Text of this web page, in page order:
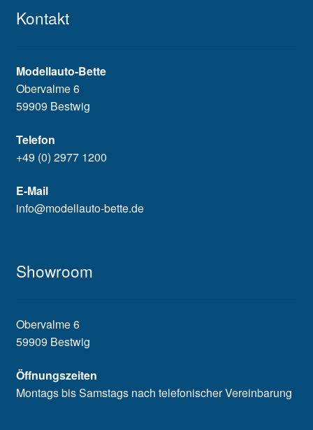
Kontakt
Modellauto-Bette
Obervalme 6
59909 Bestwig
Telefon
+49 (0) 2977 1200
E-Mail
info@modellauto-bette.de
Showroom
Obervalme 6
59909 Bestwig
Öffnungszeiten
Montags bis Samstags nach telefonischer Vereinbarung